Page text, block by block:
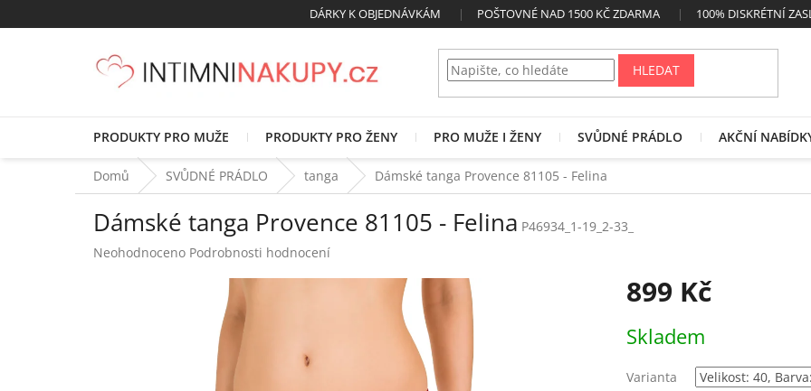
na
DÁRKY K OBJEDNÁVKÁM POŠTOVNÉ NAD 1500 KČ ZDARMA 100% DISKRÉTNÍ
HLEDAT
PRODUKTY PRO MUŽE PRODUKTY PRO ŽENY PRO MUŽE I ŽENY SVŮDNÉ PRÁDLO AKČNÍ
Domů SVŮDNÉ PRÁDLO tanga Dámské tanga Provence 81105 - Felina
Dámské tanga Provence 81105 - Felina P46934_1-19_2-33_
Průměrné
Neohodnoceno Podrobnosti hodnocení
899 Kč
cena:
Skladem
Varianta